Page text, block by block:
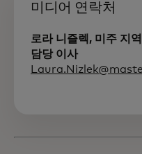
미디어 연락처
로라 니즐렉, 미주 지
담당 이사